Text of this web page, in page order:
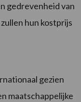
gedrevenheid van
hun kostprijs
gezien
maatschappelijke